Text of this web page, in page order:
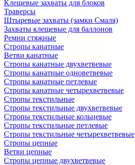
Клещевые захваты для блоков
Траверсы
Штыревые захваты (замки Смаля)
Захваты клещевые для баллонов
Ремни стяжные
Стропы канатные
Ветви канатные
Стропы канатные двухветвевые
Стропы канатные одноветвевые
Стропы канатные петлевые
Стропы канатные четырехветвевые
Стропы текстильные
Стропы текстильные двухветвевые
Стропы текстильные кольцевые
Стропы текстильные петлевые
Стропы текстильные четырехветвевые
Стропы цепные
Ветви цепные
Стропы цепные двухветвевые